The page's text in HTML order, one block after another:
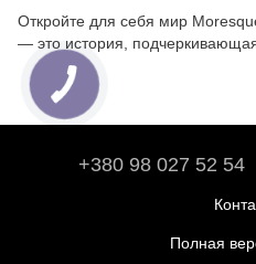
Откройте для себя мир
— это история,
+380 98 027 52 54
Полная